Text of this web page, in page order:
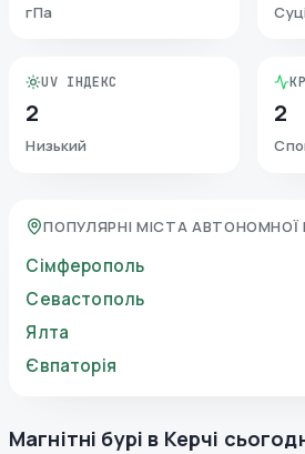
гПа
UV ІНДЕКС
2
Низький
2
ПОПУЛЯРНІ МІСТА АВТОНОМНОЇ
Сімферополь
Севастополь
Ялта
Євпаторія
Магнітні бурі в Керчі